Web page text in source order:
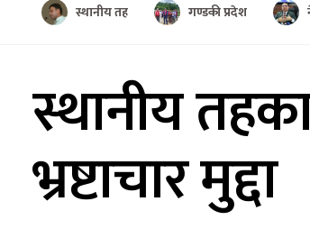
स्थानीय तह गण्डकी प्रदेश
स्थानीय
भ्रष्टाचार मुद्दा